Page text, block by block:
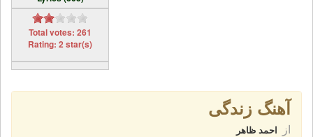
Total votes: 261
Rating: 2 star(s)
آهنگ زندگی
از احمد ظاهر